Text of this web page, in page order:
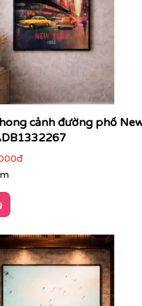
cảnh đường phố